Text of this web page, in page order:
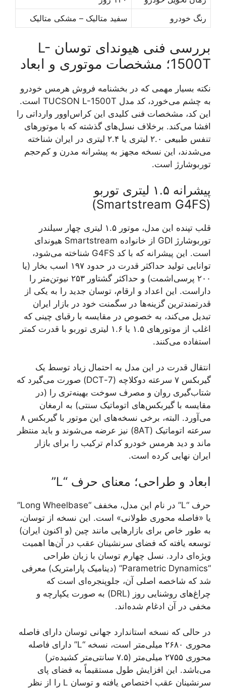
رنگ خودرو
سفید متالیک – مشکی متالیک
بررسی فنی هیوندای توسان L-
1500T؛ مشخصات موتوری و ابعاد
نکته بسیار مهمی که در بخشنامه فروش هرمس خودرو
به چشم می‌خورد، کد مدل TUCSON L-1500T است.
این کد، مشخصات فنی کلیدی این کراس‌اوور وارداتی را
افشا می‌کند. برخلاف نسل‌های گذشته که با موتورهای
تنفس طبیعی ۲.۰ لیتری یا ۲.۴ لیتری در ایران شناخته
می‌شدند، این نسخه مجهز به پیشرانه مدرن و کم‌حجم
توربوشارژ است.
پیشرانه ۱.۵ لیتری توربو
(Smartstream G4FS)
قلب تپنده این مدل، موتور ۱.۵ لیتری چهار سیلندر
توربوشارژ GDI از خانواده Smartstream هیوندای
است. این پیشرانه که با کد G4FS شناخته می‌شود،
توانایی تولید حداکثر قدرت در حدود ۱۹۷ اسب بخار (یا
۲۰۰ پرسی‌اشمت) و حداکثر گشتاور ۲۵۳ نیوتن‌متر را
داراست. این اعداد و ارقام، توسان جدید را به یکی از
قدرتمندترین گزینه‌ها در سگمنت خود در بازار ایران
تبدیل می‌کند، به خصوص در مقایسه با رقبای چینی که
اغلب از موتورهای ۱.۵ یا ۱.۶ لیتری توربو با قدرت کمتر
استفاده می‌کنند.
انتقال قدرت در این مدل به احتمال زیاد توسط یک
گیربکس ۷ سرعته دوکلاچه (7-DCT) صورت می‌گیرد که
شتاب‌گیری روان و مصرف سوخت بهینه‌تری را (در
مقایسه با گیربکس‌های اتوماتیک سنتی) به ارمغان
می‌آورد. البته، برخی نسخه‌های این موتور با گیربکس ۸
سرعته اتوماتیک (8AT) نیز عرضه می‌شوند و باید منتظر
ماند و دید هرمس خودرو کدام ترکیب را برای بازار
ایران نهایی کرده است.
ابعاد و طراحی؛ معنای حرف “L”
حرف “L” در نام این مدل، مخفف “Long Wheelbase”
یا «فاصله محوری طولانی» است. این نسخه از توسان،
به طور خاص برای بازارهایی مانند چین (و اکنون ایران)
توسعه یافته که فضای سرنشینان عقب در آن‌ها اهمیت
ویژه‌ای دارد. نسل چهارم توسان با زبان طراحی
“Parametric Dynamics” (دینامیک پارامتریک) معرفی
شد که شاخصه اصلی آن، جلوپنجره‌ای است که
چراغ‌های روشنایی روز (DRL) به صورت یکپارچه و
مخفی در آن ادغام شده‌اند.
در حالی که نسخه استاندارد جهانی توسان دارای فاصله
محوری ۲۶۸۰ میلی‌متر است، نسخه “L” دارای فاصله
محوری ۲۷۵۵ میلی‌متر (۷.۵ سانتی‌متر کشیده‌تر)
می‌باشد. این افزایش طول مستقیماً به فضای پای
سرنشینان عقب اختصاص یافته و توسان L را از نظر